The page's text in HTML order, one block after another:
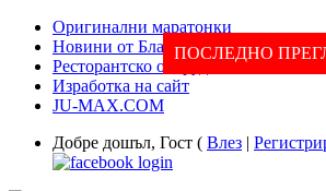
Оригинални маратонки
Новини от Благоевград и Региона
Ресторантско оборудване
Изработка на сайт
JU-MAX.COM
Добре дошъл, Гост ( Влез |
ПОСЛЕДНО